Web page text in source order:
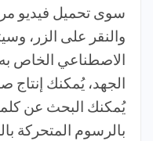
سوى تحميل فيديو
والنقر على الزر،
الاصطناعي الخاص
الجهد، يُمكنك
يُمكنك البحث عن
بالرسوم المتحركة